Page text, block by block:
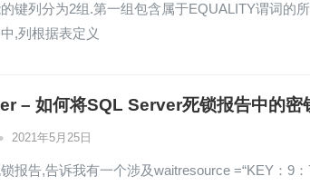
键列分为2组.第一组包含属于EQUALITY谓词的
,列根据表定义
– 如何将SQL Server死锁报告中的密
• 2021年5月25日
报告,告诉我有一个涉及waitresource =“KEY：9